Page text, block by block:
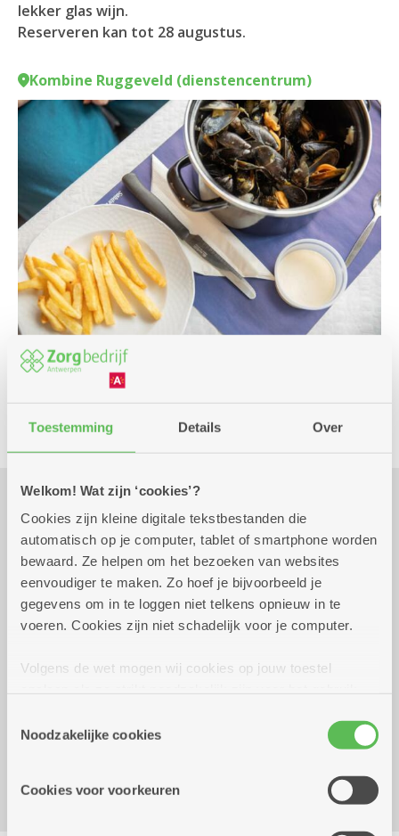
Toestemming Details Over
Welkom! Wat zijn ‘cookies’?
Cookies zijn kleine digitale tekstbestanden die
automatisch op je computer, tablet of smartphone worden
bewaard. Ze helpen om het bezoeken van websites
eenvoudiger te maken. Zo hoef je bijvoorbeeld je
gegevens om in te loggen niet telkens opnieuw in te
voeren. Cookies zijn niet schadelijk voor je computer.
Volgens de wet mogen wij cookies op jouw toestel
cookies hebben we jouw toestemming nodig. Sommige
cookies worden geplaatst door derde partijen die een
informatie over jouw (geanonimiseerd) gebruik van onze
Noodzakelijke cookies
Cookies voor voorkeuren
lekker glas wijn.
Reserveren kan tot 28 augustus.
Kombine Ruggeveld (dienstencentrum)
Culinair Samen het weekend in Kombine
Praktisch
vrijdag 4 september 202616.00 uur tot 19.00 uur
25 euro met een glas wijn
Kombine Ruggeveld (dienstencentrum)